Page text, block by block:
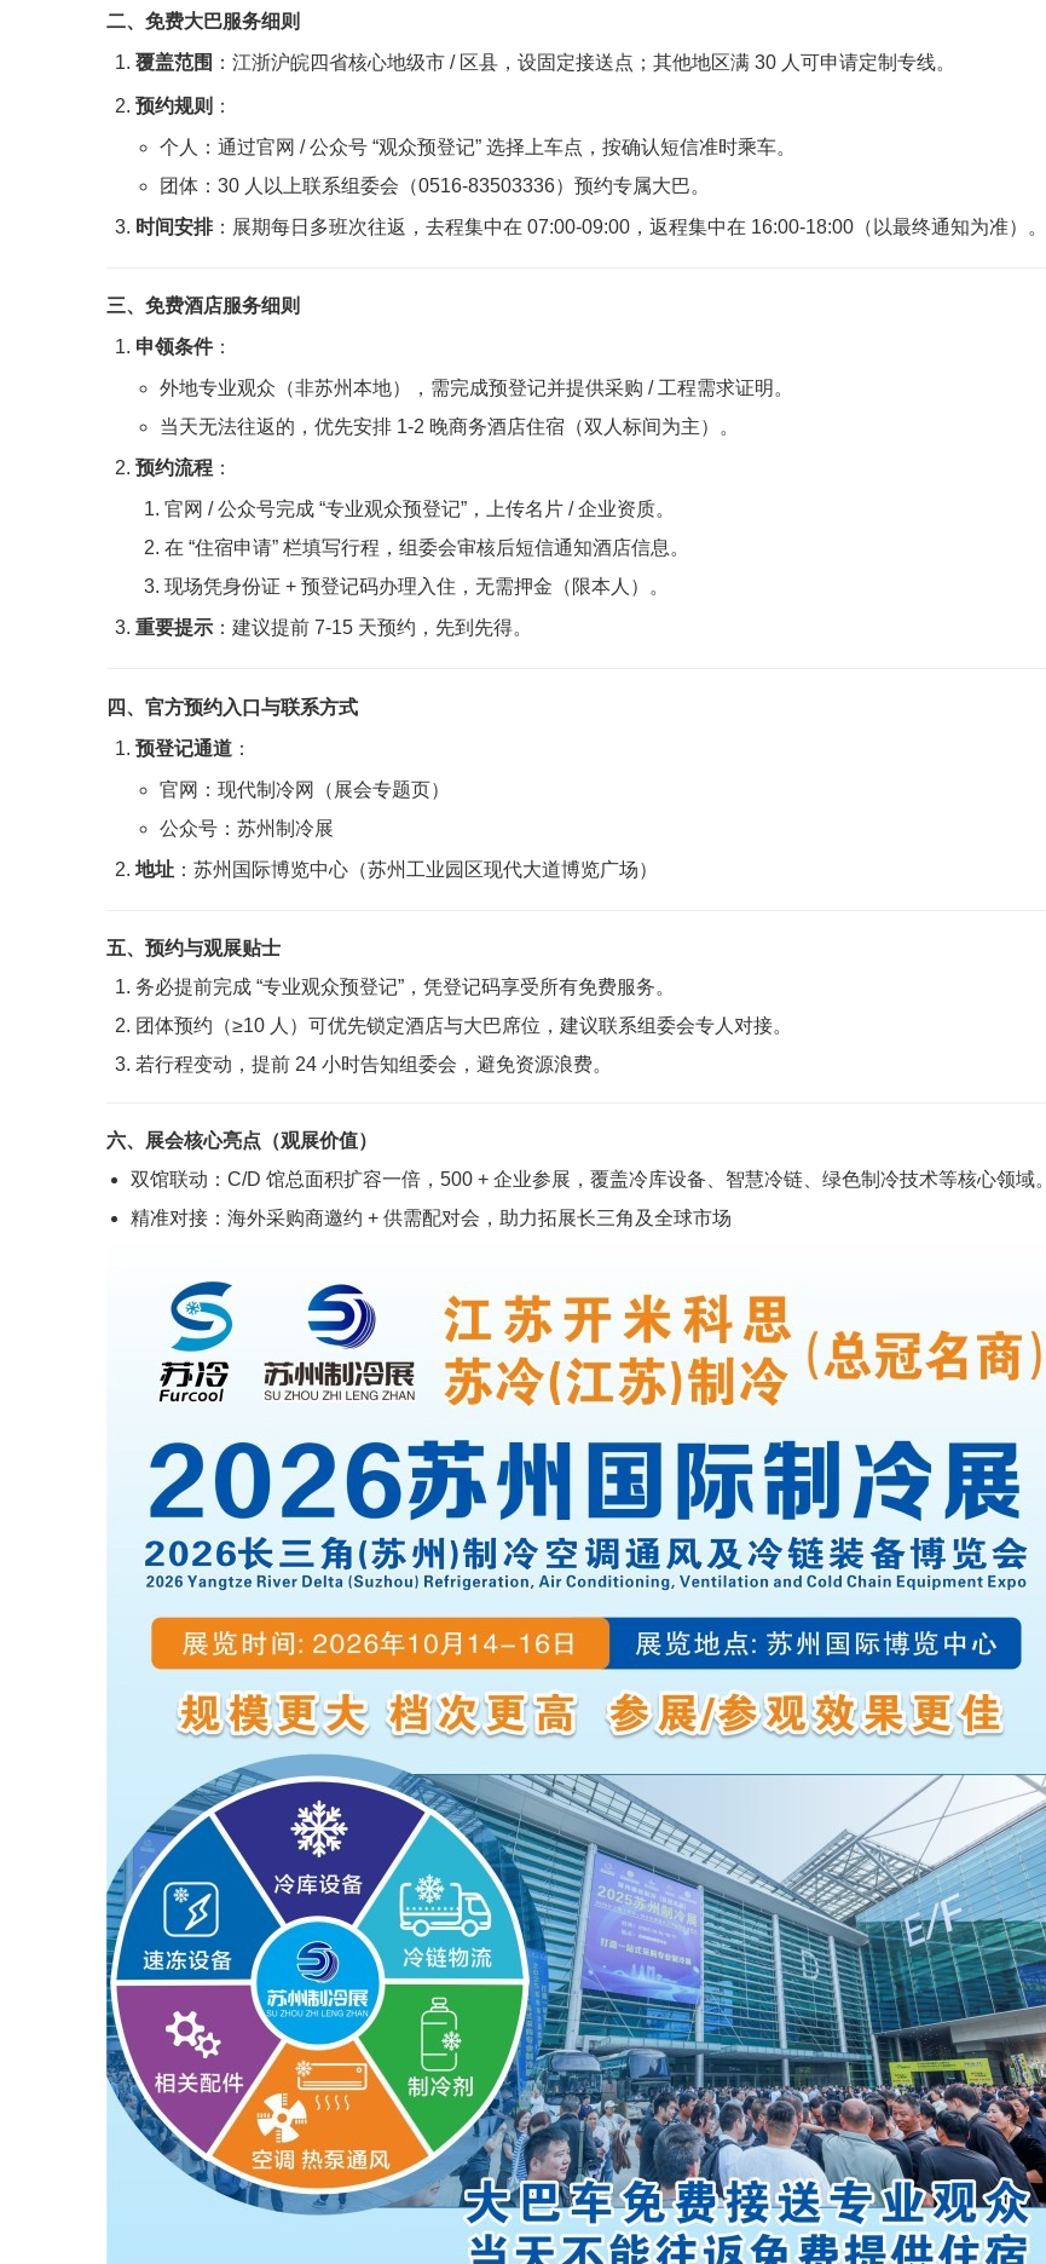
二、免费大巴服务细则
覆盖范围 ：江浙沪皖四省核心地级市 / 区县，设固定接送点；其他地区满 30 人可申请定制专线。
预约规则 ：
个人：通过官网 / 公众号 “观众预登记” 选择上车点，按确认短信准时乘车。
团体：30 人以上联系组委会（0516-83503336）预约专属大巴。
时间安排：展期每日多班次往返，去程集中在 07:00-09:00，返程集中在 16:00-18:00（以最终通知为准）。
三、免费酒店服务细则
申领条件：
外地专业观众（非苏州本地），需完成预登记并提供采购 / 工程需求证明。
当天无法往返的，优先安排 1-2 晚商务酒店住宿（双人标间为主）。
预约流程 ：
官网 / 公众号完成 “专业观众预登记”，上传名片 / 企业资质。
在 “住宿申请” 栏填写行程，组委会审核后短信通知酒店信息。
现场凭身份证 + 预登记码办理入住，无需押金（限本人）。
重要提示 ：建议提前 7-15 天预约，先到先得。
四、官方预约入口与联系方式
预登记通道 ：
官网：现代制冷网（展会专题页）
公众号：苏州制冷展
地址 ：苏州国际博览中心（苏州工业园区现代大道博览广场）
五、预约与观展贴士
务必提前完成 “专业观众预登记”，凭登记码享受所有免费服务。
团体预约（≥10 人）可优先锁定酒店与大巴席位，建议联系组委会专人对接。
若行程变动，提前 24 小时告知组委会，避免资源浪费。
六、展会核心亮点（观展价值）
双馆联动：C/D 馆总面积扩容一倍，500 + 企业参展，覆盖冷库设备、智慧冷链、绿色制冷技术等核心领域。
精准对接：海外采购商邀约 + 供需配对会，助力拓展长三角及全球市场